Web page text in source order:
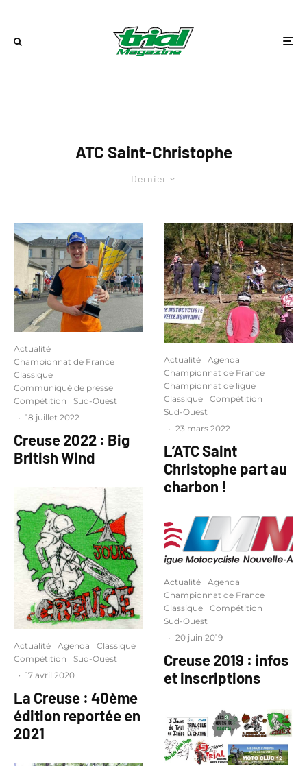
ATC Saint-Christophe
Dernier
Actualité
Championnat de France
Classique
Communiqué de presse
Compétition
Sud-Ouest
· 18 juillet 2022
Creuse 2022 : Big
British Wind
Actualité Agenda
Classique
Compétition
Sud-Ouest
· 17 avril 2020
La Creuse : 40ème
édition reportée en
2021
Actualité
Agenda
Championnat de France
Championnat de ligue
Classique
Compétition
Sud-Ouest
· 23 mars 2022
L’ATC Saint
Christophe part au
charbon !
Actualité
Agenda
Championnat de France
Classique
Compétition
Sud-Ouest
· 20 juin 2019
Creuse 2019 : infos
et inscriptions